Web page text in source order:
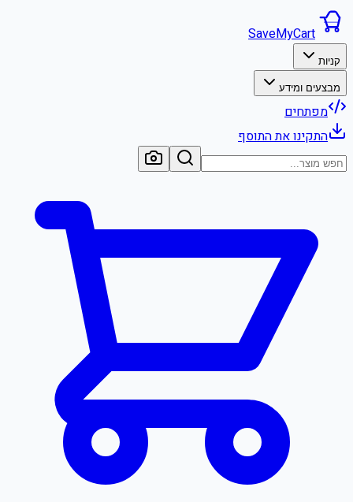
SaveMyCart
קניות
מבצעים ומידע
מפתחים
התקינו את התוסף